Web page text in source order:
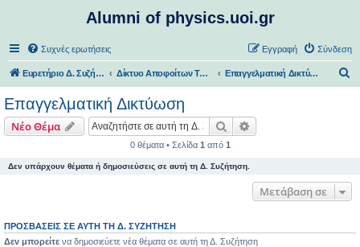
Alumni of physics.uoi.gr
Συχνές ερωτήσεις Σύνδεση
Εγγραφή
Ευρετήριο Δ. Συζήτησης Δίκτυο Αποφοίτων Τμήματος Φυσικής ΠΙ Επαγγελματική Δικτύωση
Επαγγελματική Δικτύωση
Νέο Θέμα Αναζήτηση
0 θέματα • Σελίδα 1 από 1
Δεν υπάρχουν θέματα ή δημοσιεύσεις σε αυτή τη Δ. Συζήτηση.
Μετάβαση σε
ΠΡΟΣΒΆΣΕΙΣ ΣΕ ΑΥΤΉ ΤΗ Δ. ΣΥΖΉΤΗΣΗ
Δεν μπορείτε να δημοσιεύετε νέα θέματα σε αυτή τη Δ. Συζήτηση